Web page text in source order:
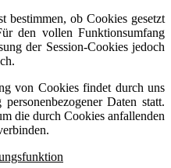
bestimmen, ob Cookies gesetzt
den vollen Funktionsumfang
der Session-Cookies jedoch
von Cookies findet durch uns
Daten statt.
die durch Cookies anfallenden